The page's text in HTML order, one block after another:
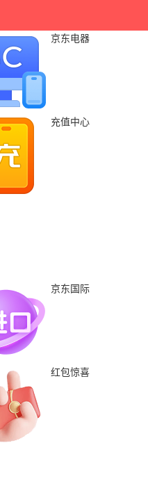
京东电器
充值中心
京东国际
红包惊喜